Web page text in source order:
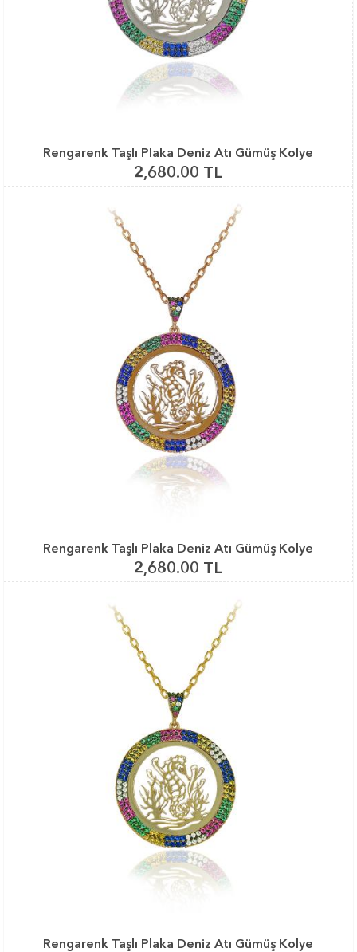
Rengarenk Taşlı Plaka Deniz Atı Gümüş Kolye
2,680.00 TL
Rengarenk Taşlı Plaka Deniz Atı Gümüş Kolye
2,680.00 TL
Rengarenk Taşlı Plaka Deniz Atı Gümüş Kolye